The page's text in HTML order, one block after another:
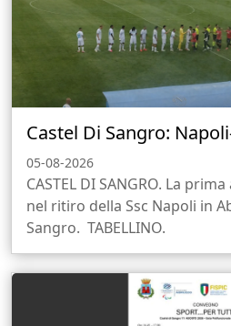
Castel Di Sangro:
05-08-2026
CASTEL DI SANGRO. La
nel ritiro della Ssc Napoli in
Sangro. TABELLINO.